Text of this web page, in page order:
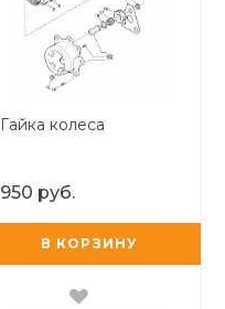
Гайка колеса
950 руб.
В КОРЗИНУ